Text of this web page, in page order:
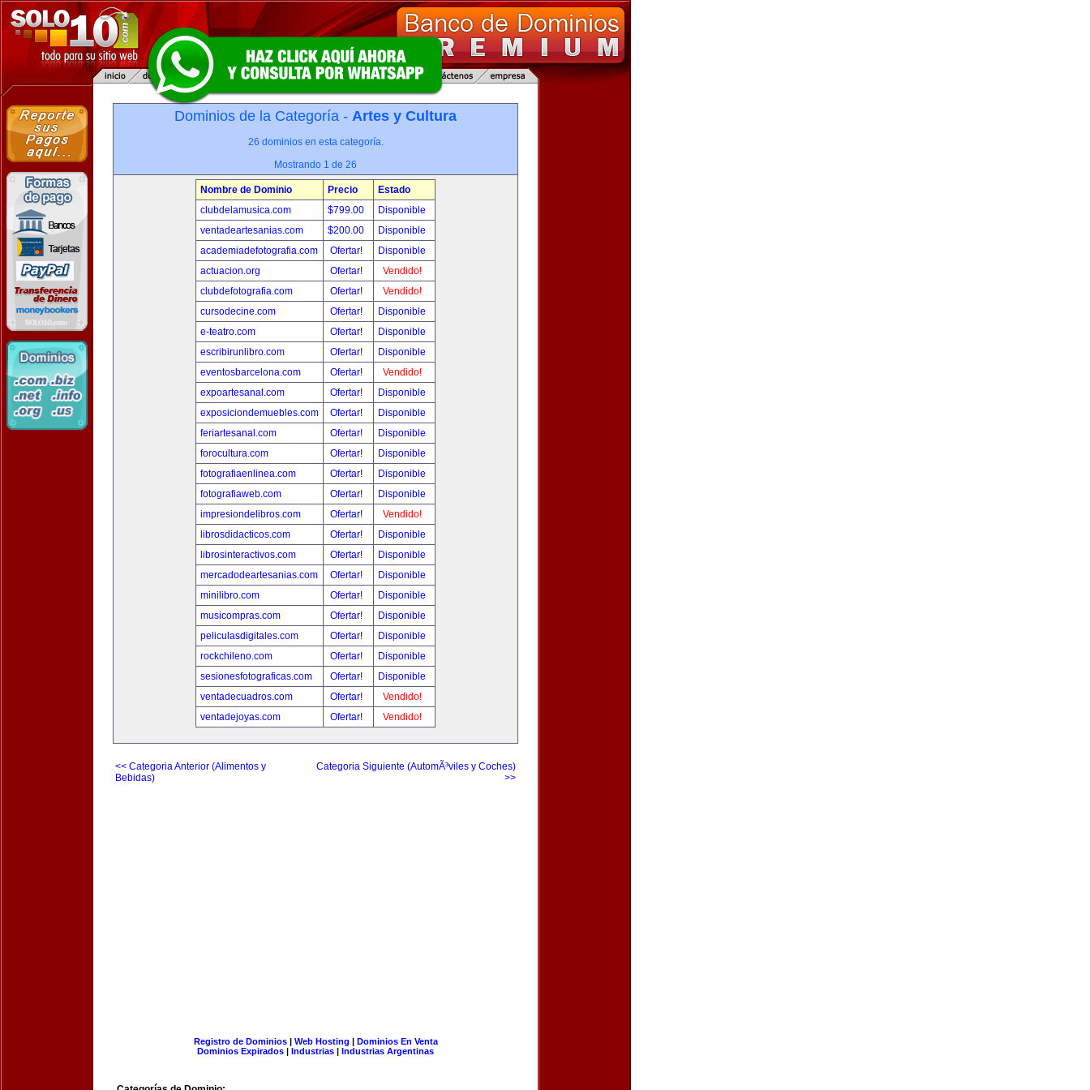
Dominios de la Categoría - Artes y Cultura
26 dominios en esta categoría.
Mostrando 1 de 26
Nombre de Dominio Precio
Estado
clubdelamusica.com
$799.00
Disponible
ventadeartesanias.com
$200.00
Disponible
academiadefotografia.com
Ofertar!
Disponible
actuacion.org
Ofertar!
Vendido!
clubdefotografia.com
Ofertar!
Vendido!
cursodecine.com
Ofertar!
Disponible
e-teatro.com
Ofertar!
Disponible
escribirunlibro.com
Ofertar!
Disponible
eventosbarcelona.com
Ofertar!
Vendido!
expoartesanal.com
Ofertar!
Disponible
exposiciondemuebles.com
Ofertar!
Disponible
feriartesanal.com
Ofertar!
Disponible
forocultura.com
Ofertar!
Disponible
fotografiaenlinea.com
Ofertar!
Disponible
fotografiaweb.com
Ofertar!
Disponible
impresiondelibros.com
Ofertar!
Vendido!
librosdidacticos.com
Ofertar!
Disponible
librosinteractivos.com
Ofertar!
Disponible
mercadodeartesanias.com
Ofertar!
Disponible
minilibro.com
Ofertar!
Disponible
musicompras.com
Ofertar!
Disponible
peliculasdigitales.com
Ofertar!
Disponible
rockchileno.com
Ofertar!
Disponible
sesionesfotograficas.com
Ofertar!
Disponible
ventadecuadros.com
Ofertar!
Vendido!
ventadejoyas.com
Ofertar! Vendido!
<< Categoria Anterior (Alimentos y
Bebidas)
Categoria Siguiente (AutomÃ³viles y Coches)
>>
Registro de Dominios| Web Hosting | Dominios En Venta
Dominios Expirados | Industrias | Industrias Argentinas